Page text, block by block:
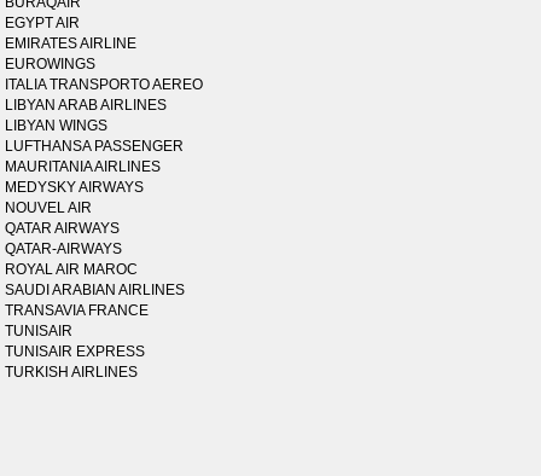
EGYPT AIR
EMIRATES AIRLINE
EUROWINGS
ITALIA TRANSPORTO AEREO
LIBYAN ARAB AIRLINES
LIBYAN WINGS
LUFTHANSA PASSENGER
MAURITANIA AIRLINES
MEDYSKY AIRWAYS
NOUVEL AIR
QATAR AIRWAYS
QATAR-AIRWAYS
ROYAL AIR MAROC
SAUDI ARABIAN AIRLINES
TRANSAVIA FRANCE
TUNISAIR
TUNISAIR EXPRESS
TURKISH AIRLINES